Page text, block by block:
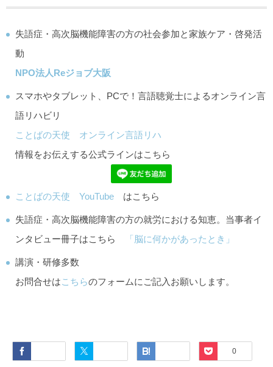
失語症・高次脳機能障害の方の社会参加と家族ケア・啓発活
動
NPO法人Reジョブ大阪
スマホやタブレット、PCで！言語聴覚士によるオンライン言
語リハビリ
ことばの天使 オンライン言語リハ
情報をお伝えする公式ラインはこちら
ことばの天使 YouTube はこちら
失語症・高次脳機能障害の方の就労における知恵。当事者イ
ンタビュー冊子はこちら
「脳に何かがあったとき」
講演・研修多数
お問合せはこちらのフォームにご記入お願いします。
Pocket
0